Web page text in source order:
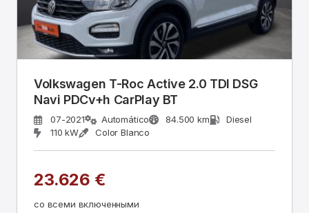
Volkswagen T-Roc Active 2.0 TDI DSG
Navi PDCv+h CarPlay BT
07-2021 Automático 84.500 km
Diesel
110 kW
Color Blanco
23.626 €
со всеми включенными